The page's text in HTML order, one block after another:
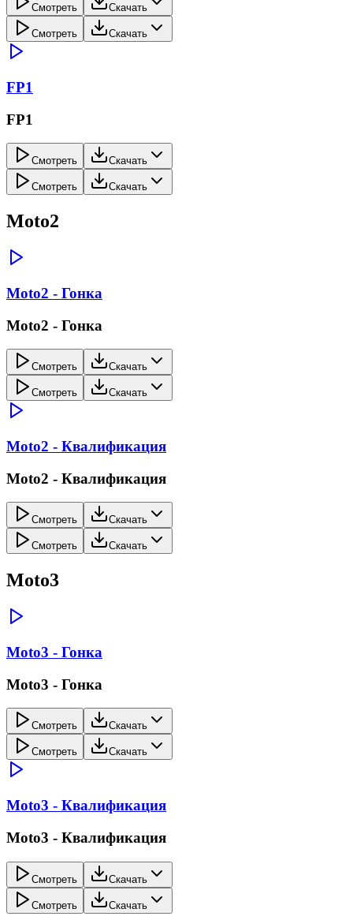
Смотреть Скачать
Смотреть Скачать
FP1
FP1
Смотреть Скачать
Смотреть Скачать
Moto2
Moto2 - Гонка
Moto2 - Гонка
Смотреть Скачать
Смотреть Скачать
Moto2 - Квалификация
Moto2 - Квалификация
Смотреть Скачать
Смотреть Скачать
Moto3
Moto3 - Гонка
Moto3 - Гонка
Смотреть Скачать
Смотреть Скачать
Moto3 - Квалификация
Moto3 - Квалификация
Смотреть Скачать
Смотреть Скачать